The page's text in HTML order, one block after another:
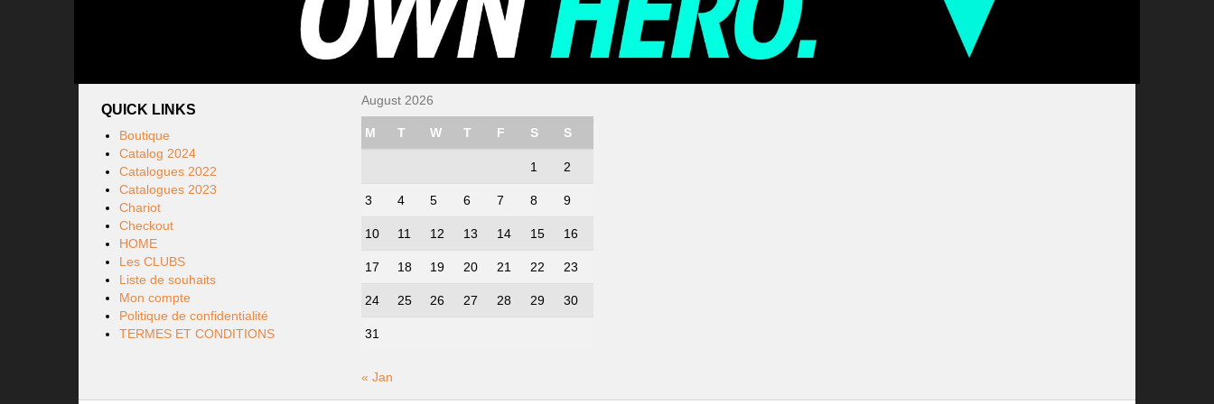
QUICK LINKS
Boutique
Catalog 2024
Catalogues 2022
Catalogues 2023
Chariot
Checkout
HOME
Les CLUBS
Liste de souhaits
Mon compte
Politique de confidentialité
TERMES ET CONDITIONS
August 2026
M T W T F S S
1 2
3 4 5 6 7 8 9
10 11 12 13 14 15 16
17 18 19 20 21 22 23
24 25 26 27 28 29 30
31
« Jan